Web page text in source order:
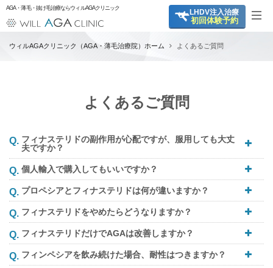
AGA・薄毛・抜け毛治療ならウィルAGAクリニック LHDV注入治療
初回体験予約
ウィルAGAクリニック（AGA・薄毛治療院）ホーム よくあるご質問
よくあるご質問
フィナステリドの副作用が心配ですが、服用しても大丈
夫ですか？
個人輸入で購入してもいいですか？
プロペシアとフィナステリドは何が違いますか？
フィナステリドをやめたらどうなりますか？
フィナステリドだけでAGAは改善しますか？
フィンペシアを飲み続けた場合、耐性はつきますか？